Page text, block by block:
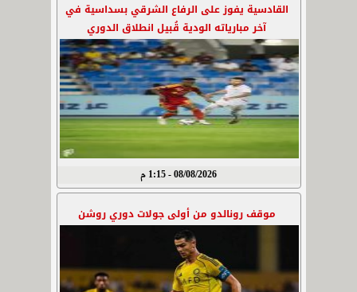
القادسية يفوز على الرفاع الشرقي بسداسية في
آخر مبارياته الودية قُبيل انطلاق الدوري
08/08/2026 - 1:15 م
موقف رونالدو من أولى جولات دوري روشن